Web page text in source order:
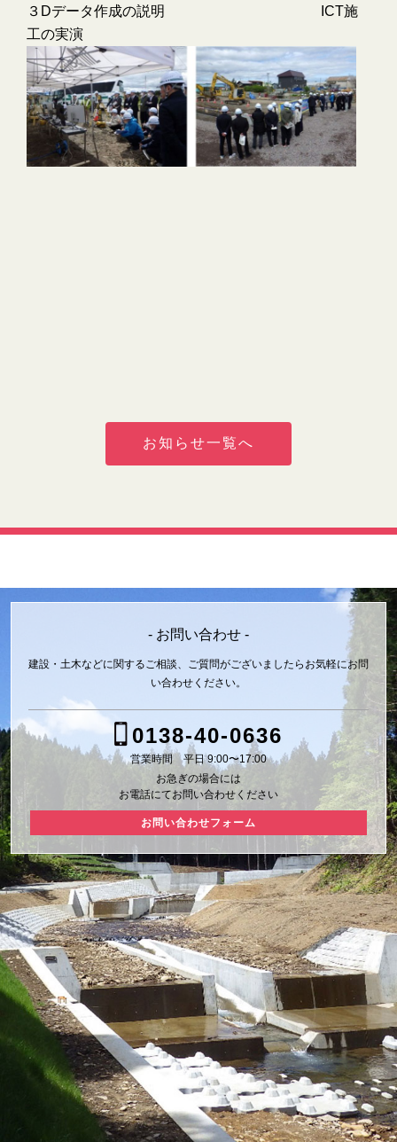
３Dデータ作成の説明 ICT施
工の実演
お知らせ一覧へ
- お問い合わせ -
建設・土木などに関するご相談、ご質問がございましたら お気軽にお問
い合わせください。
0138-40-0636
営業時間 平日 9:00〜17:00
お急ぎの場合には
お電話にてお問い合わせください
お問い合わせフォーム